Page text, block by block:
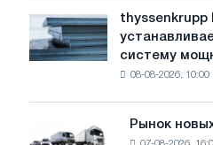
воды
угрожает
thyssenkrupp
Rasselstein
устанавливает
фотоэлектрическую
thyssenkrupp
систему
08-08-2026, 10:00
Рынок
Рынок